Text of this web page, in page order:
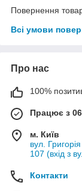
Повернення
Всі умови
Про нас
100%
Працює з
м. Київ
вул.
107 (вхід з
Контакти